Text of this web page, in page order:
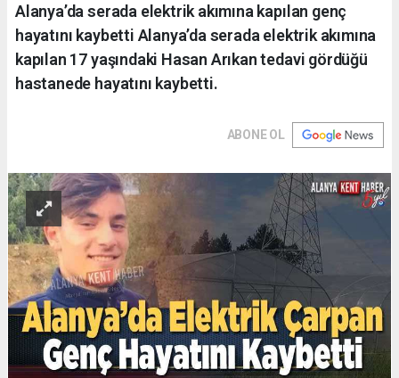
Alanya’da serada elektrik akımına kapılan genç
hayatını kaybetti Alanya’da serada elektrik akımına
kapılan 17 yaşındaki Hasan Arıkan tedavi gördüğü
hastanede hayatını kaybetti.
ABONE OL